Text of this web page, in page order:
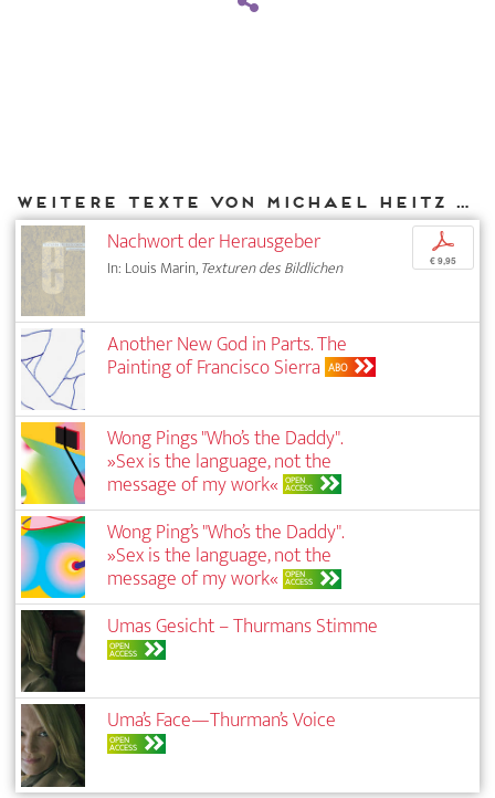
Weitere Texte von Michael Heitz bei DIAPHANES
Nachwort der Herausgeber
In: Louis Marin,Texturen des Bildlichen
p
€ 9,95
Another New God in Parts. The
Painting of Francisco Sierra ABO
Wong Pings "Who’s the Daddy".
»Sex is the language, not the
message of my work« OPEN
ACCESS
Wong Ping’s "Who’s the Daddy".
»Sex is the language, not the
message of my work« OPEN
ACCESS
Umas Gesicht – Thurmans Stimme
OPEN
ACCESS
Uma’s Face—Thurman’s Voice
OPEN
ACCESS